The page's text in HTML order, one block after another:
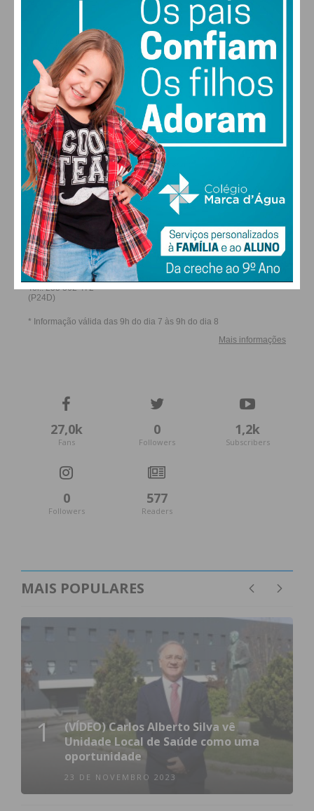
Subscreva a newsletter do
Imediato
Assine nossa newsletter por e-mail e
obtenha de forma regular a informação
atualizada.
Eu li e concordo com ostermos e
SEX SÁB
27°
DOM
29
SEG
ALTERAR
FARMACIAS DE SERVIÇO EM PAÇOS DE
FERREIRA
27,0k
Fans
0
Followers
1,2k
Subscribers
0
Followers
577
Readers
MAIS POPULARES
1
(VÍDEO) Carlos Alberto Silva vê
Unidade Local de Saúde como uma
oportunidade
23 DE NOVEMBRO 2023